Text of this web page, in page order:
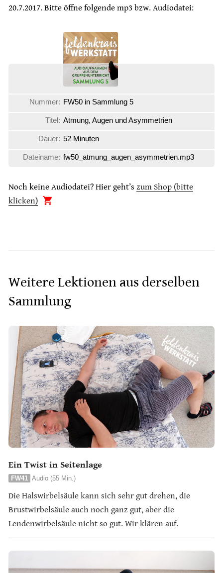
20.7.2017. Bitte öffne folgende mp3 bzw. Audiodatei:
Nummer: FW50 in Sammlung 5
Titel: Atmung, Augen und Asymmetrien
Dauer: 52 Minuten
Dateiname: fw50_atmung_augen_asymmetrien.mp3
Noch keine Audiodatei? Hier geht’s zum Shop (bitte
klicken)
Weitere Lektionen aus derselben
Sammlung
Ein Twist in Seitenlage
FW41 Audio (55 Min.)
Die Halswirbelsäule kann sich sehr gut drehen, die
Brustwirbelsäule auch noch ganz gut, aber die
Lendenwirbelsäule nicht so gut. Wir klären auf.